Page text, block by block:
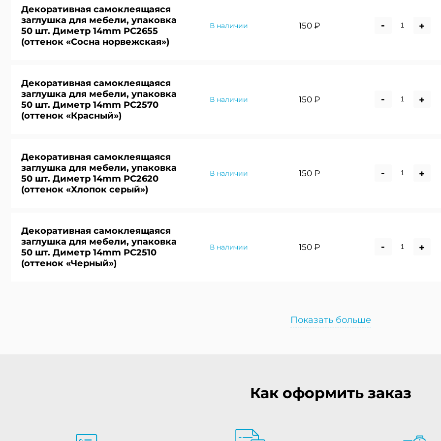
Декоративная самоклеящаяся
заглушка для мебели, упаковка
50 шт. Диметр 14mm PC2655
(оттенок «Сосна норвежская»)
В наличии 150 ₽ - +
Декоративная самоклеящаяся
заглушка для мебели, упаковка
50 шт. Диметр 14mm PC2570
(оттенок «Красный»)
В наличии 150 ₽ - +
Декоративная самоклеящаяся
заглушка для мебели, упаковка
50 шт. Диметр 14mm PC2620
(оттенок «Хлопок серый»)
В наличии 150 ₽ - +
Декоративная самоклеящаяся
заглушка для мебели, упаковка
50 шт. Диметр 14mm PC2510
(оттенок «Черный»)
В наличии 150 ₽ - +
Показать больше
Как оформить заказ